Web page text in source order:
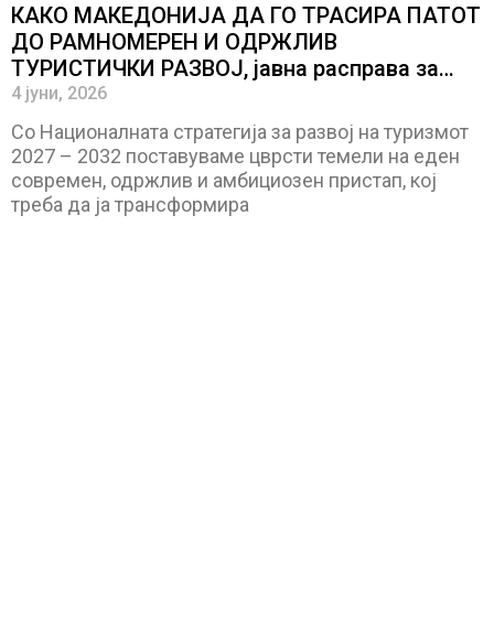
КАКО МАКЕДОНИЈА ДА ГО ТРАСИРА ПАТОТ
ДО РАМНОМЕРЕН И ОДРЖЛИВ
ТУРИСТИЧКИ РАЗВОЈ, јавна расправа за
Националната стратегија за развој на
туризмот
4 јуни, 2026
Со Националната стратегија за развој на туризмот
2027 – 2032 поставуваме цврсти темели на еден
современ, одржлив и амбициозен пристап, кој
треба да ја трансформира